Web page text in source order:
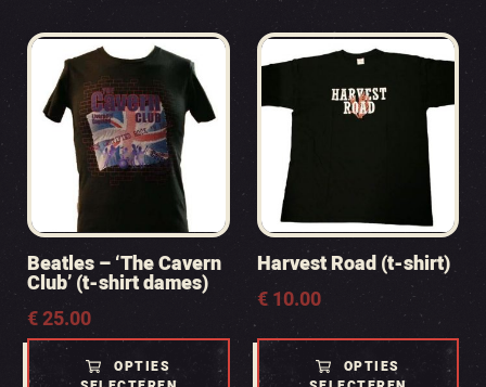
Beatles – ‘The Cavern
Club’ (t-shirt dames)
€25.00
OPTIES
Harvest Road (t-shirt)
€10.00
OPTIES